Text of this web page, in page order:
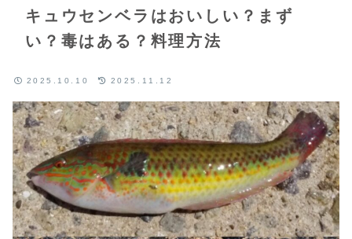
キュウセンベラはおいしい？まず
い？毒はある？料理方法
2025.10.10 2025.11.12